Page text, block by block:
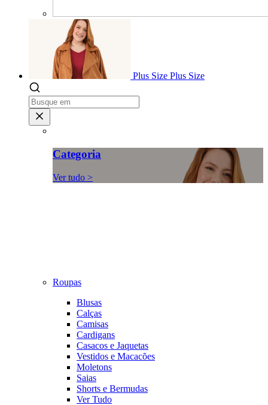
Plus Size Plus Size
Categoria
Ver tudo >
Roupas
Blusas
Calças
Camisas
Cardigans
Casacos e Jaquetas
Vestidos e Macacões
Moletons
Saias
Shorts e Bermudas
Ver Tudo